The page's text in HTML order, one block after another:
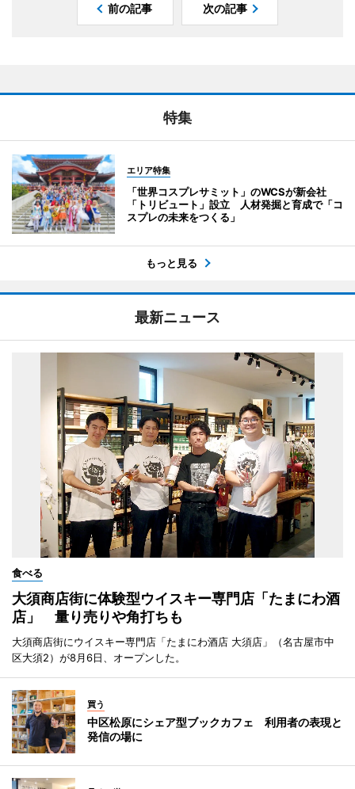
前の記事 次の記事
特集
エリア特集
「世界コスプレサミット」のWCSが新会社
「トリビュート」設立 人材発掘と育成で「コ
スプレの未来をつくる」
もっと見る
最新ニュース
食べる
大須商店街に体験型ウイスキー専門店「たまにわ酒
店」 量り売りや角打ちも
大須商店街にウイスキー専門店「たまにわ酒店 大須店」（名古屋市中
区大須2）が8月6日、オープンした。
買う
中区松原にシェア型ブックカフェ 利用者の表現と
発信の場に